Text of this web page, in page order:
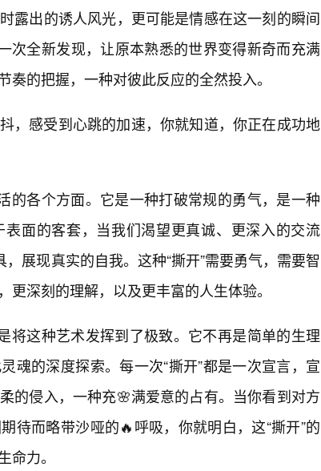
露出的诱人风光，更可能是情感在这一刻的瞬间
次全新发现，让原本熟悉的世界变得新奇而充满
的把握，一种对彼此反应的全然投入。
，感受到心跳的加速，你就知道，你正在成功地
的各个方面。它是一种打破常规的勇气，是一种
面的客套，当我们渴望更真诚、更深入的交流
展现真实的自我。这种“撕开”需要勇气，需要智
深刻的理解，以及更丰富的人生体验。
将这种艺术发挥到了极致。它不再是简单的生理
魂的深度探索。每一次“撕开”都是一次宣言，宣
的侵入，一种充🌸满爱意的占有。当你看到对方
待而略带沙哑的🔥呼吸，你就明白，这“撕开”的
命力。